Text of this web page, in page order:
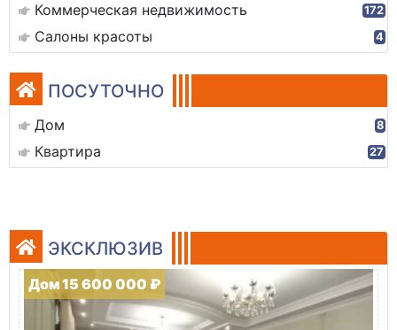
Коммерческая недвижимость 172
Салоны красоты 4
ПОСУТОЧНО
Дом 8
Квартира 27
ЭКСКЛЮЗИВ
Дом 15 600 000 ₽